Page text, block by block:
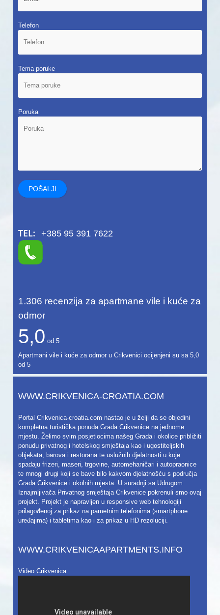
Telefon
Tema poruke
Poruka
TEL: +385 95 391 7622
1.306 recenzija za apartmane vile i kuće za
odmor
5,0 od 5
Apartmani vile i kuće za odmor u Crikvenici ocijenjeni su sa 5,0
od 5
WWW.CRIKVENICA-CROATIA.COM
Portal Crikvenica-croatia.com nastao je u želji da se objedini
kompletna turistička ponuda Grada Crikvenice na jednome
mjestu. Želimo svim posjetiocima našeg Grada i okolice približiti
ponudu privatnog i hotelskog smještaja kao i ugostiteljskih
objekata, barova i restorana te uslužnih djelatnosti u koje
spadaju frizeri, maseri, trgovine, automehaničari i autopraonice
te mnogi drugi koji se bave bilo kakvom djelatnošću s područja
Grada Crikvenice i okolnih mjesta. U suradnji sa Udrugom
Iznajmljivača Privatnog smještaja Crikvenice pokrenuli smo ovaj
projekt. Projekt je napravljen u responsive web tehnologiji
prilagođenoj za prikaz na pametnim telefonima (smartphone
uređajima) i tabletima kao i za prikaz u HD rezoluciji.
WWW.CRIKVENICAAPARTMENTS.INFO
Video Crikvenica